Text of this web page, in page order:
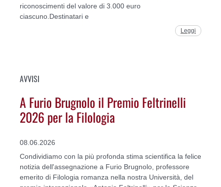
riconoscimenti del valore di 3.000 euro
ciascuno.Destinatari e
Leggi
AVVISI
A Furio Brugnolo il Premio Feltrinelli
2026 per la Filologia
08.06.2026
Condividiamo con la più profonda stima scientifica la felice
notizia dell'assegnazione a Furio Brugnolo, professore
emerito di Filologia romanza nella nostra Università, del